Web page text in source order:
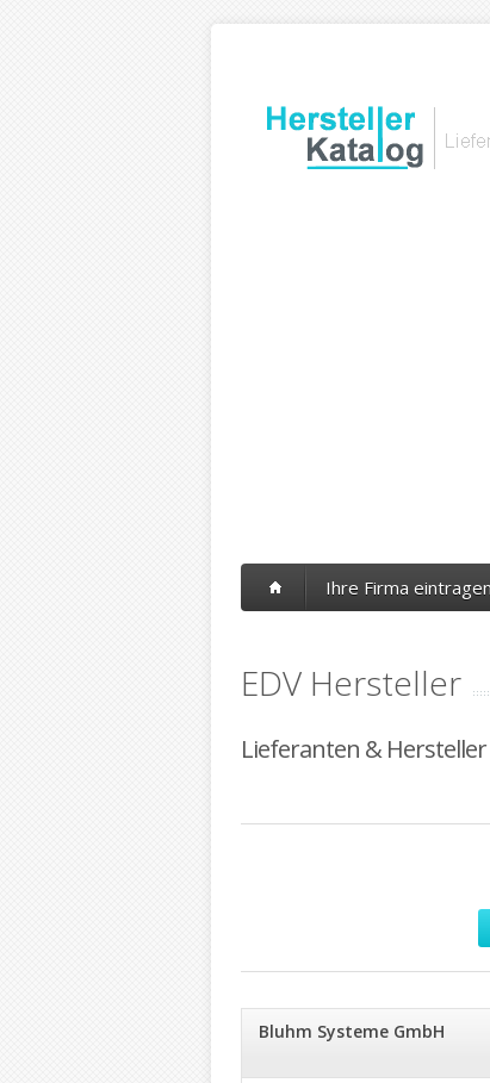
Ihre Firma eintragen
EDV Hersteller
Lieferanten & Hersteller
Bluhm Systeme GmbH